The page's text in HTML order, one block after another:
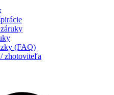
(FAQ)
zhotoviteľa